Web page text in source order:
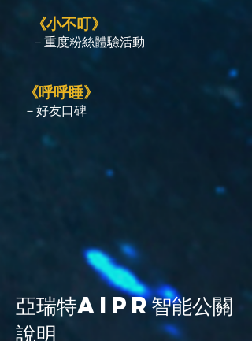
《小不叮》
－重度粉絲體驗活動
《呼呼睡》
－好友口碑
亞瑞特AiPR智能公關
說明